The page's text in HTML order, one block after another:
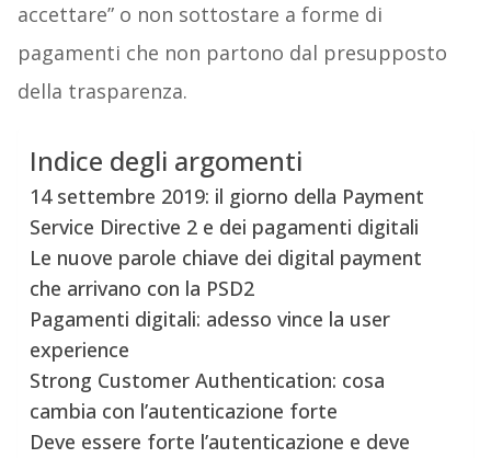
accettare” o non sottostare a forme di
pagamenti che non partono dal presupposto
della trasparenza.
Indice degli argomenti
14 settembre 2019: il giorno della Payment
Service Directive 2 e dei pagamenti digitali
Le nuove parole chiave dei digital payment
che arrivano con la PSD2
Pagamenti digitali: adesso vince la user
experience
Strong Customer Authentication: cosa
cambia con l’autenticazione forte
Deve essere forte l’autenticazione e deve